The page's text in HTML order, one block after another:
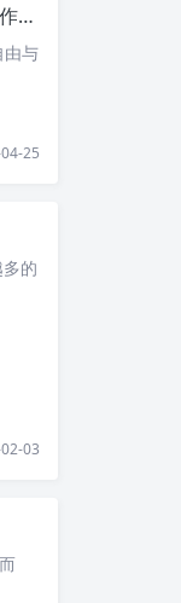
与
25
的
03